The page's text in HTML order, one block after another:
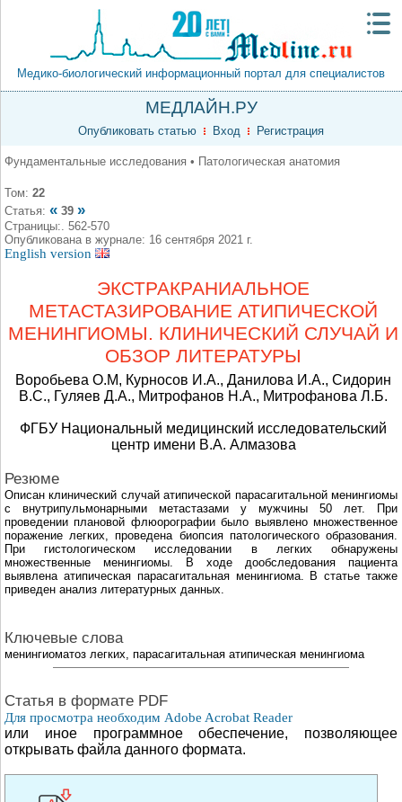
Медико-биологический информационный портал для специалистов
МЕДЛАЙН.РУ
Опубликовать статью Вход Регистрация
Фундаментальные исследования • Патологическая анатомия
Том: 22
Статья: « 39 »
Страницы:. 562-570
Опубликована в журнале: 16 сентября 2021 г.
English version
ЭКСТРАКРАНИАЛЬНОЕ
МЕТАСТАЗИРОВАНИЕ АТИПИЧЕСКОЙ
МЕНИНГИОМЫ. КЛИНИЧЕСКИЙ СЛУЧАЙ И
ОБЗОР ЛИТЕРАТУРЫ
Воробьева О.М, Курносов И.А., Данилова И.А., Сидорин
В.С., Гуляев Д.А., Митрофанов Н.А., Митрофанова Л.Б.
ФГБУ Национальный медицинский исследовательский
центр имени В.А. Алмазова
Резюме
Описан клинический случай атипической парасагитальной менингиомы
с внутрипульмонарными метастазами у мужчины 50 лет. При
проведении плановой флюорографии было выявлено множественное
поражение легких, проведена биопсия патологического образования.
При гистологическом исследовании в легких обнаружены
множественные менингиомы. В ходе дообследования пациента
выявлена атипическая парасагитальная менингиома. В статье также
приведен анализ литературных данных.
Ключевые слова
менингиоматоз легких, парасагитальная атипическая менингиома
Cтатья в формате PDF
Для просмотра необходим Adobe Acrobat Reader
или иное программное обеспечение, позволяющее
открывать файла данного формата.